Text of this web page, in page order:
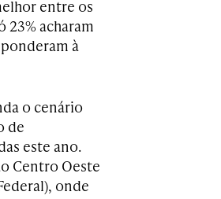
entre os
23% acharam
à
o cenário
de
este ano.
Centro Oeste
onde